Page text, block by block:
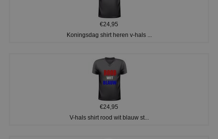
€24,95
Koningsdag shirt heren v-hals ...
€24,95
V-hals shirt rood wit blauw st...